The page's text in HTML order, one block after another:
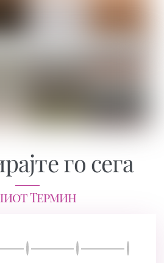
го сега
Термин